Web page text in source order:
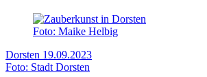
Foto: Maike Helbig
Dorsten 19.09.2023
Foto: Stadt Dorsten